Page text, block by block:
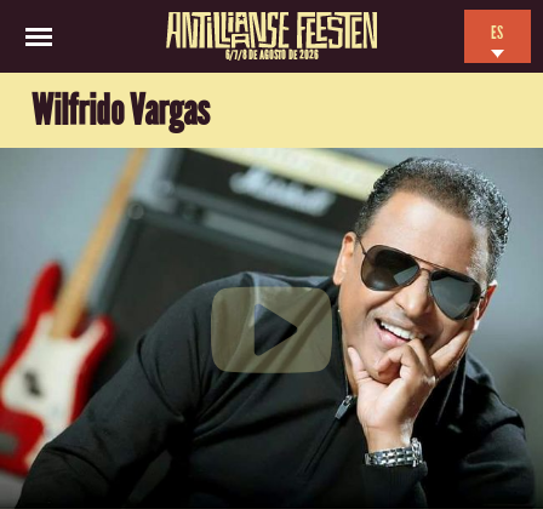
6/7/8 DE AGOSTO DE 2026
ES
FR
Wilfrido Vargas